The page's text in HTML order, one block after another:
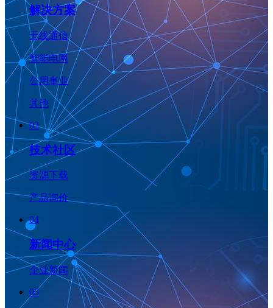
解决方案
无线通信
智能电网
公用事业
其他
03
技术社区
资源下载
产品询价
04
新闻中心
企业新闻
05